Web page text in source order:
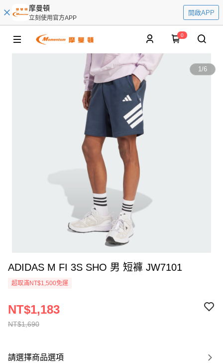
摩曼頓
立刻使用官方APP
開啟APP
0
1/6
ADIDAS M FI 3S SHO 男 短褲 JW7101
超取滿NT$1,500免運
NT$1,690
NT$1,183
請選擇商品選項